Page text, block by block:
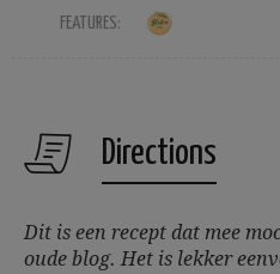
FEATURES:
Directions
Dit is een recept dat mee
oude blog. Het is lekker